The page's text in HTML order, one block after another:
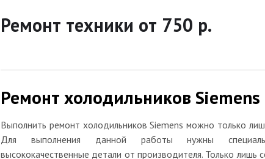
Ремонт техники от 750 р.
Ремонт холодильников Siemens
Выполнить ремонт холодильников Siemens можно только
Для выполнения данной работы нужны
высококачественные детали от производителя. Только лишь